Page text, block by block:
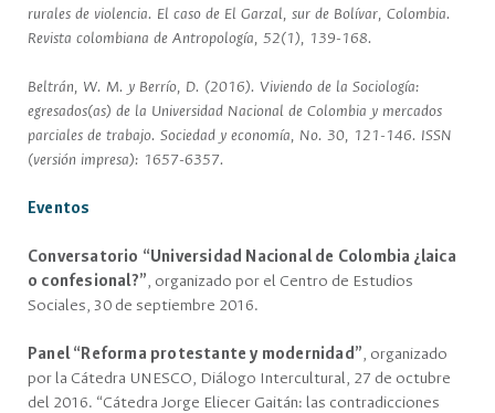
rurales de violencia. El caso de El Garzal, sur de Bolívar, Colombia.
Revista colombiana de Antropología, 52(1), 139-168.
Beltrán, W. M. y Berrío, D. (2016). Viviendo de la Sociología:
egresados(as) de la Universidad Nacional de Colombia y mercados
parciales de trabajo. Sociedad y economía, No. 30, 121-146. ISSN
(versión impresa): 1657-6357.
Eventos
Conversatorio “Universidad Nacional de Colombia ¿laica
o confesional?”, organizado por el Centro de Estudios
Sociales, 30 de septiembre 2016.
Panel “Reforma protestante y modernidad”, organizado
por la Cátedra UNESCO, Diálogo Intercultural, 27 de octubre
del 2016. “Cátedra Jorge Eliecer Gaitán: las contradicciones